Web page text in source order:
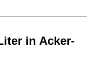
in Acker-